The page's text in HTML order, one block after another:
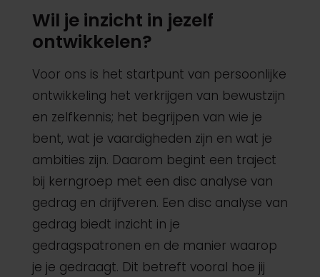
Wil je inzicht in jezelf
ontwikkelen?
Voor ons is het startpunt van persoonlijke
ontwikkeling het verkrijgen van bewustzijn
en zelfkennis; het begrijpen van wie je
bent, wat je vaardigheden zijn en wat je
ambities zijn. Daarom begint een traject
bij kerngroep met een disc analyse van
gedrag en drijfveren. Een disc analyse van
gedrag biedt inzicht in je
gedragspatronen en de manier waarop
je je gedraagt. Dit betreft vooral hoe jij